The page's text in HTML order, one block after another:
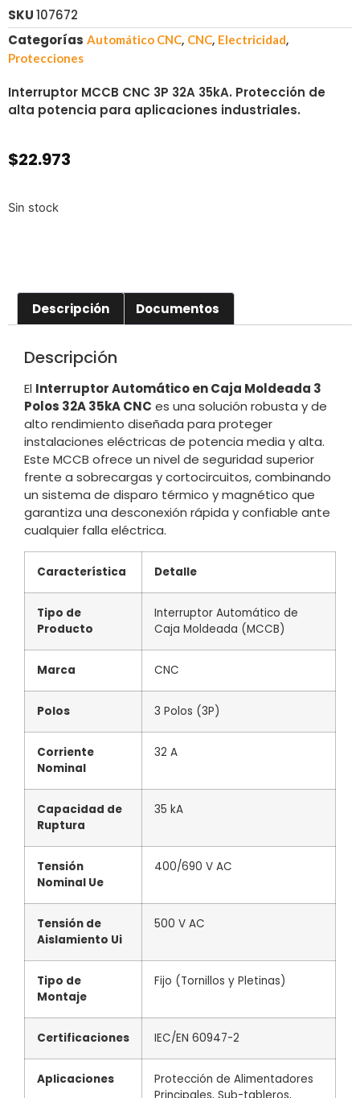
SKU107672
Categorías Automático CNC, CNC, Electricidad,
Protecciones
Interruptor MCCB CNC 3P 32A 35kA. Protección de
alta potencia para aplicaciones industriales.
$22.973
Sin stock
Descripción Documentos
Descripción
El Interruptor Automático en Caja Moldeada 3
Polos 32A 35kA CNC es una solución robusta y de
alto rendimiento diseñada para proteger
instalaciones eléctricas de potencia media y alta.
Este MCCB ofrece un nivel de seguridad superior
frente a sobrecargas y cortocircuitos, combinando
un sistema de disparo térmico y magnético que
garantiza una desconexión rápida y confiable ante
cualquier falla eléctrica.
Característica Detalle
Tipo de
Producto
Interruptor Automático de
Caja Moldeada (MCCB)
Marca CNC
Polos 3 Polos (3P)
Corriente
Nominal
32 A
Capacidad de
Ruptura
35 kA
Tensión
Nominal Ue
400/690 V AC
Tensión de
Aislamiento Ui
500 V AC
Tipo de
Montaje
Fijo (Tornillos y Pletinas)
Certificaciones IEC/EN 60947-2
Aplicaciones
Protección de Alimentadores